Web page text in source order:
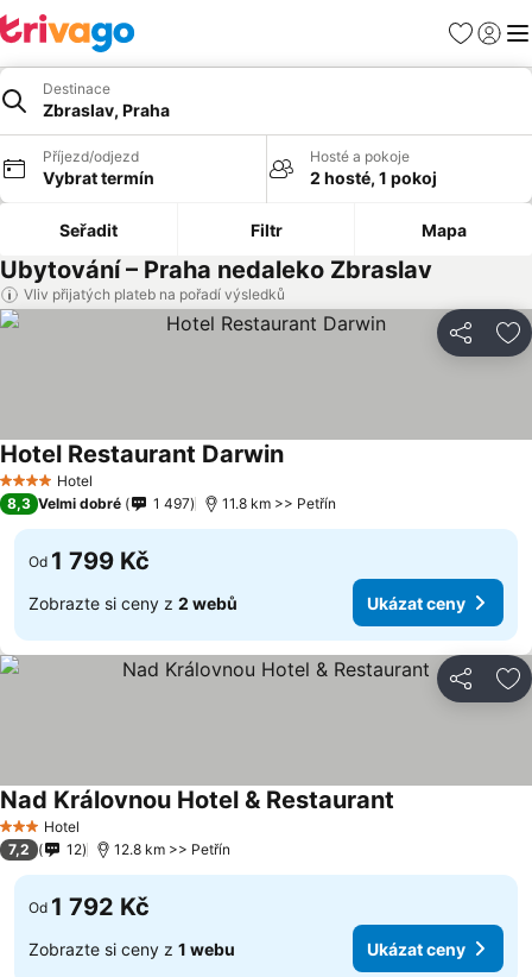
Oblíbené
Destinace
Zbraslav, Praha
Příjezd/odjezd
Vybrat termín
Hosté a pokoje
2 hosté, 1 pokoj
Seřadit Filtr Mapa
Ubytování – Praha nedaleko Zbraslav
Vliv přijatých plateb na pořadí výsledků
Sdílet
4 Počet hvězdiček
Hotel
Hotel Restaurant Darwin
8,3 Velmi dobré 1 497 11.8 km >> Petřín
Od 1 799 Kč
Zobrazte si ceny z 2 webů Ukázat ceny
Sdílet
3 Počet hvězdiček
Hotel
Nad Královnou Hotel & Restaurant
7,2 12 12.8 km >> Petřín
Od 1 792 Kč
Zobrazte si ceny z 1 webu Ukázat ceny